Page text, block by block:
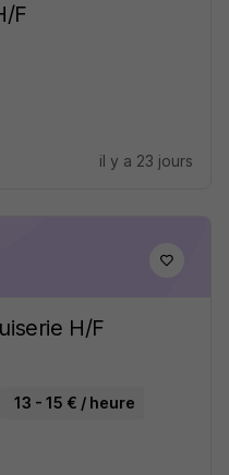
F
il y a 23 jours
H/F
13 - 15 € / heure